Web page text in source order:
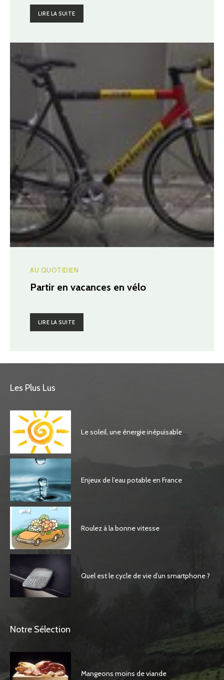
LIRE LA SUITE
AU QUOTIDIEN
Partir en vacances en vélo
LIRE LA SUITE
Les Plus Lus
Le soleil, une énergie inépuisable
Enjeux de l’eau potable en France
Roulez à la bonne vitesse
Quel est le cycle de vie d’un smartphone ?
Notre Sélection
Mangeons moins de viande